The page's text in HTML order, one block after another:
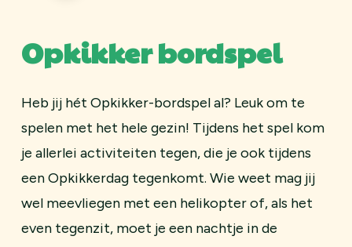
Opkikker bordspel
Heb jij hét Opkikker-bordspel al? Leuk om te
spelen met het hele gezin! Tijdens het spel kom
je allerlei activiteiten tegen, die je ook tijdens
een Opkikkerdag tegenkomt. Wie weet mag jij
wel meevliegen met een helikopter of, als het
even tegenzit, moet je een nachtje in de